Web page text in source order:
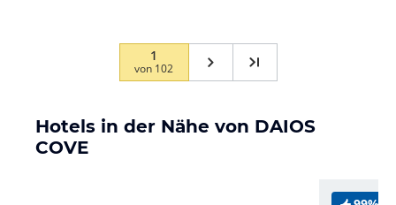
1
von 102
Hotels in der Nähe von DAIOS
COVE